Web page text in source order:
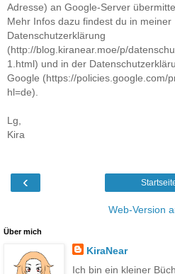
Adresse) an Google-Server
Mehr Infos dazu findest du in meiner
Datenschutzerklärung
(http://blog.kiranear.moe/p/
1.html) und in der
Google (https://policies.google.com/
hl=de).
Lg,
Kira
‹
Web-Version
Über mich
KiraNear
Ich bin ein kleiner